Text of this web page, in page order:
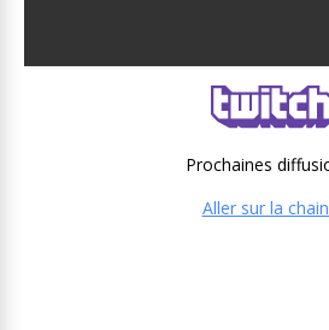
Prochaines
Aller sur la